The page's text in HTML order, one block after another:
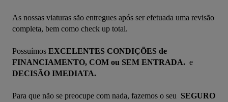
As nossas viaturas são entregues após ser efetuada uma revisão
completa, bem como check up total.
Possuímos EXCELENTES CONDIÇÕES de
FINANCIAMENTO, COM ou SEM ENTRADA.
DECISÃO IMEDIATA.
Para que não se preocupe com nada, fazemos o seu SEGURO